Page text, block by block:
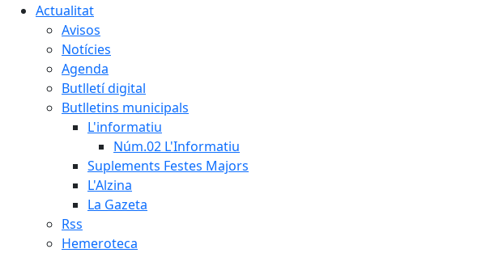
Actualitat
Avisos
Notícies
Agenda
Butlletí digital
Butlletins municipals
L'informatiu
Núm.02 L'Informatiu
Suplements Festes Majors
L'Alzina
La Gazeta
Rss
Hemeroteca